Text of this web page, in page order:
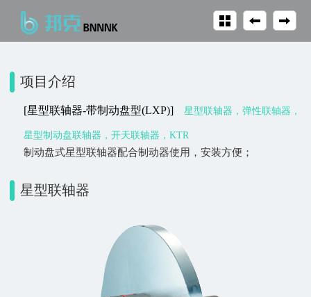
项目介绍
[星型联轴器-带制动盘型(LXP)] 星型联轴器，弹性联轴器，
星型制动盘联轴器，开天联轴器，KTR
制动盘式星型联轴器配合制动器使用，安装方便；
星型联轴器